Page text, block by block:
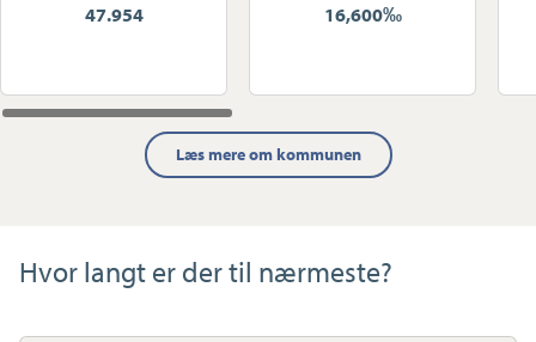
47.954 16,600‰
Læs mere om kommunen
Hvor langt er der til nærmeste?